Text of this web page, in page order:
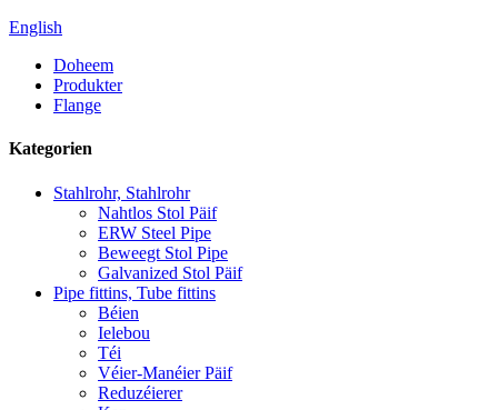
English
Doheem
Produkter
Flange
Kategorien
Stahlrohr, Stahlrohr
Nahtlos Stol Päif
ERW Steel Pipe
Beweegt Stol Pipe
Galvanized Stol Päif
Pipe fittins, Tube fittins
Béien
Ielebou
Téi
Véier-Manéier Päif
Reduzéierer